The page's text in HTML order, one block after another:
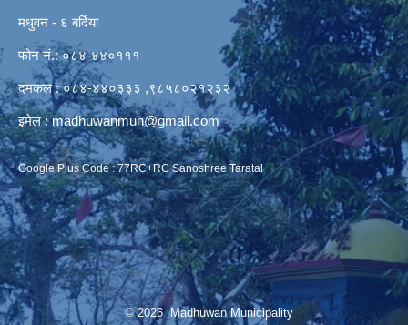
मधुवन - ६ बर्दिया
फोन नं.: ०८४-४४०१११
दमकल : ०८४-४४०३३३ ,९८५८०२१२३२
इमेल :madhuwanmun@gmail.com
Google Plus Code : 77RC+RC Sanoshree Taratal
© 2026 Madhuwan Municipality